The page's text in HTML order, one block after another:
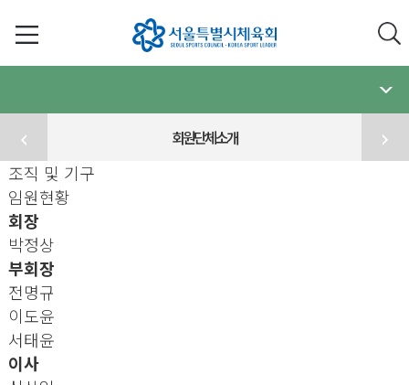
회원단체소개
조직 및 기구
임원현황
회장
박정상
부회장
전명규
이도윤
서태윤
이사